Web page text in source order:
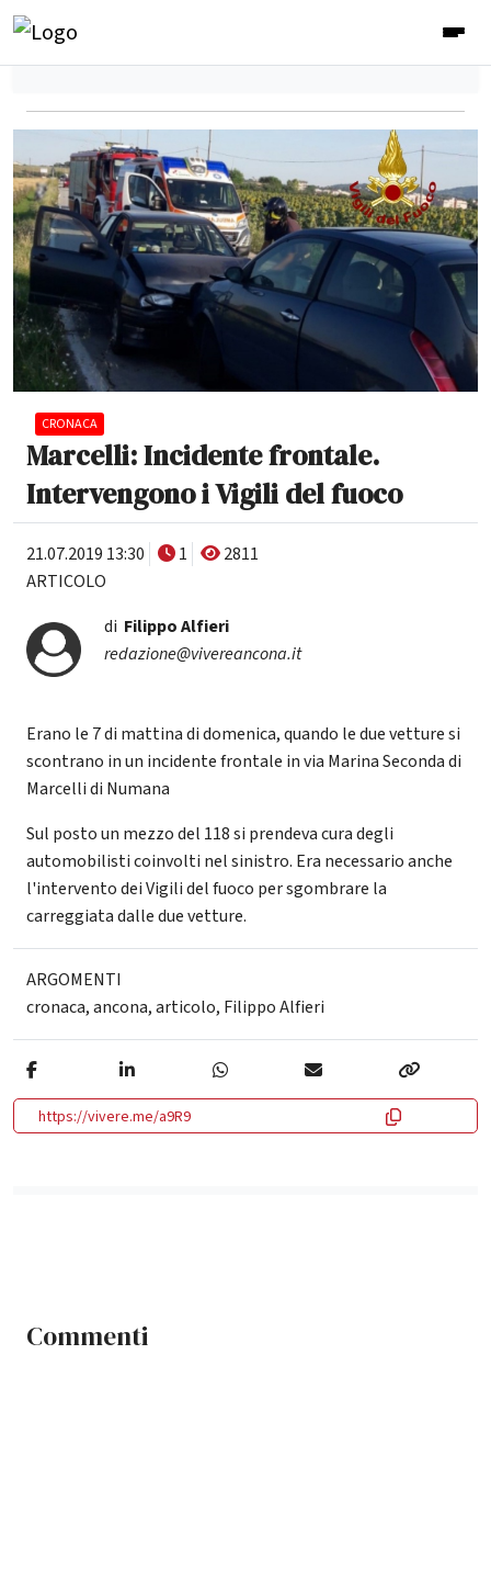
CRONACA
Marcelli: Incidente frontale.
Intervengono i Vigili del fuoco
21.07.2019 13:30 1
2811
ARTICOLO
di Filippo Alfieri
redazione@vivereancona.it
Erano le 7 di mattina di domenica, quando le due vetture si
scontrano in un incidente frontale in via Marina Seconda di
Marcelli di Numana
Sul posto un mezzo del 118 si prendeva cura degli
automobilisti coinvolti nel sinistro. Era necessario anche
l'intervento dei Vigili del fuoco per sgombrare la
carreggiata dalle due vetture.
ARGOMENTI
cronaca,ancona,articolo, Filippo Alfieri
https://vivere.me/a9R9
Commenti